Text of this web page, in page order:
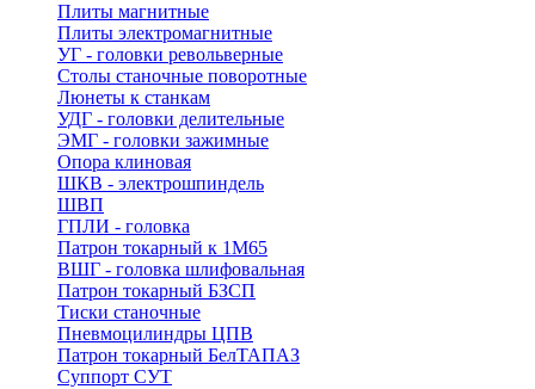
Плиты магнитные
Плиты электромагнитные
УГ - головки револьверные
Столы станочные поворотные
Люнеты к станкам
УДГ - головки делительные
ЭМГ - головки зажимные
Опора клиновая
ШКВ - электрошпиндель
ШВП
ГПЛИ - головка
Патрон токарный к 1М65
ВШГ - головка шлифовальная
Патрон токарный БЗСП
Тиски станочные
Пневмоцилиндры ЦПВ
Патрон токарный БелТАПАЗ
Суппорт СУТ